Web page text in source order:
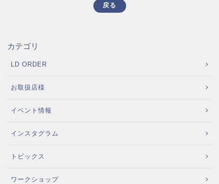
戻る
カテゴリ
LD ORDER
お取扱店様
イベント情報
インスタグラム
トピックス
ワークショップ